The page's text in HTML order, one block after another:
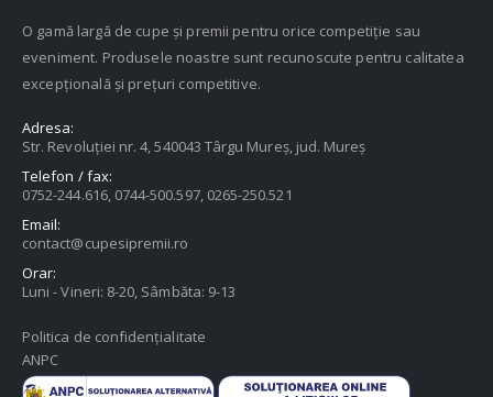
O gamă largă de cupe și premii pentru orice competiție sau
eveniment. Produsele noastre sunt recunoscute pentru calitatea
excepțională și prețuri competitive.
Adresa:
Str. Revoluției nr. 4, 540043 Târgu Mureș, jud. Mureș
Telefon / fax:
0752-244.616, 0744-500.597, 0265-250.521
Email:
contact@cupesipremii.ro
Orar:
Luni - Vineri: 8-20, Sâmbăta: 9-13
Politica de confidențialitate
ANPC